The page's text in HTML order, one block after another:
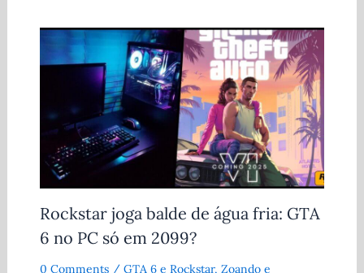
Rockstar joga balde de água fria: GTA
6 no PC só em 2099?
0 Comments / GTA 6 e Rockstar, Zoando e